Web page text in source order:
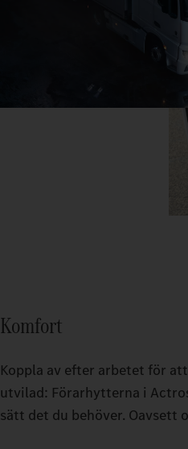
Komfort
Koppla av efter arbetet för
utvilad: Förarhytterna i
sätt det du behöver. Oavsett